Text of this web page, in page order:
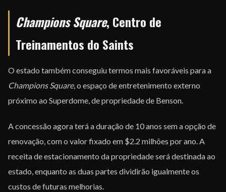
Champions Square, Centro de
Treinamentos do Saints
O estado também conseguiu termos mais favoráveis para a
Champions Square, o espaço de entretenimento externo
próximo ao Superdome, de propriedade de Benson.
A concessão agora terá a duração de 10 anos sem a opção de
renovação, com o valor fixado em $2.2 milhões por ano. A
receita de estacionamento da propriedade será destinada ao
estado, enquanto as duas partes dividirão igualmente os
custos de futuras melhorias.